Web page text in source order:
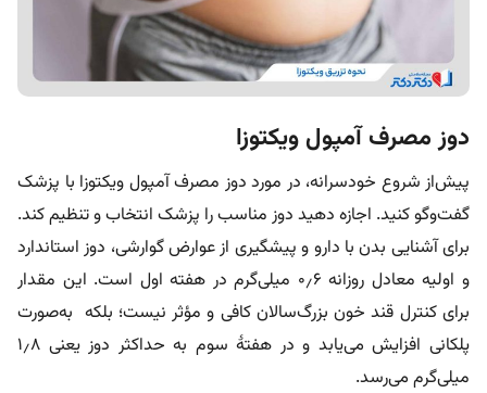
دوز مصرف آمپول ویکتوزا
پیش‌از شروع خودسرانه، در مورد دوز مصرف آمپول ویکتوزا با پزشک
گفت‌و‌گو کنید. اجازه دهید دوز مناسب را پزشک انتخاب و تنظیم کند.
برای آشنایی بدن با دارو و پیشگیری از عوارض گوارشی، دوز استاندارد
و اولیه معادل روزانه ۰٫۶ میلی‌گرم در هفته اول است. این مقدار
برای کنترل قند خون بزرگ‌سالان کافی و مؤثر نیست؛ بلکه به‌صورت
پلکانی افزایش می‌یابد و در هفتۀ سوم به حداکثر دوز یعنی ۱٫۸
میلی‌گرم می‌رسد.